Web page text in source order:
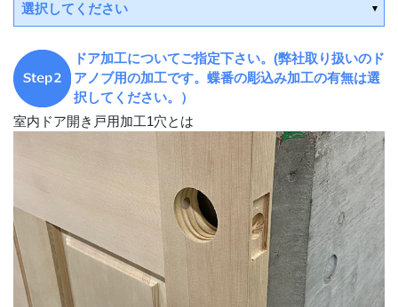
選択してください
受注後手配(3～4週間後の出荷)
受注後手配(3～4週間後の出荷)
受注後手配(3～4週間後の出荷)
受注後手配(3～4週間後の出荷)
受注後手配(3～4週間後の出荷)
ドア加工についてご指定下さい。(弊社取り扱いのド
アノブ用の加工です。蝶番の彫込み加工の有無は選
択してください。）
室内ドア開き戸用加工1穴とは